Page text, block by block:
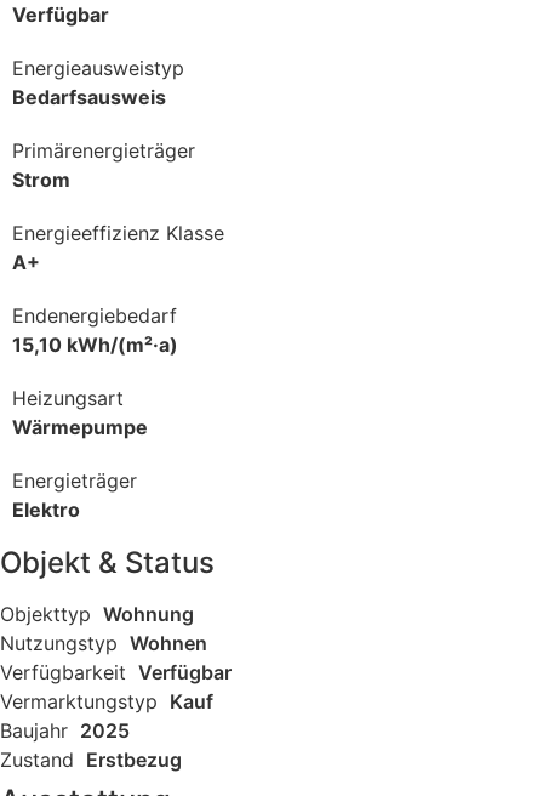
Verfügbar
Energie­ausweistyp
Bedarfsausweis
Primärenergieträger
Strom
Energieeffizienz Klasse
A+
Endenergiebedarf
15,10 kWh/(m²·a)
Heizungsart
Wärmepumpe
Energieträger
Elektro
Objekt & Status
Objekttyp Wohnung
Nutzungstyp Wohnen
Verfügbarkeit Verfügbar
Vermarktungstyp Kauf
Baujahr 2025
Zustand Erstbezug